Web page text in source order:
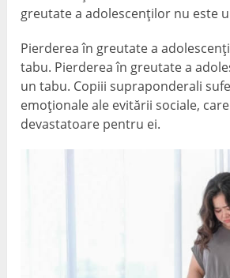
greutate a adolescenților nu este
Pierderea în greutate a
tabu. Pierderea în greutate a
un tabu. Copiii supraponderali
emoționale ale evitării sociale,
devastatoare pentru ei.